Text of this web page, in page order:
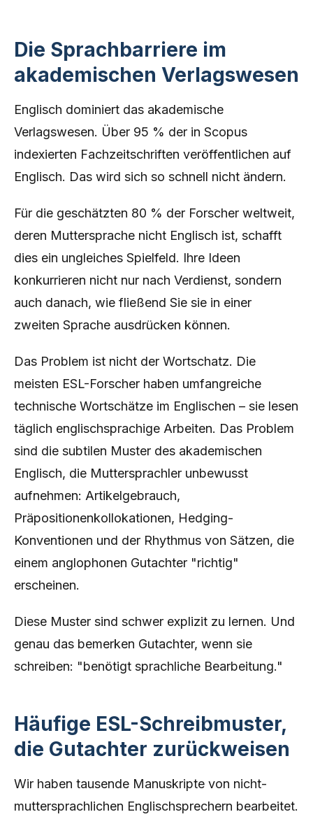
Die Sprachbarriere im
akademischen Verlagswesen
Englisch dominiert das akademische
Verlagswesen. Über 95 % der in Scopus
indexierten Fachzeitschriften veröffentlichen auf
Englisch. Das wird sich so schnell nicht ändern.
Für die geschätzten 80 % der Forscher weltweit,
deren Muttersprache nicht Englisch ist, schafft
dies ein ungleiches Spielfeld. Ihre Ideen
konkurrieren nicht nur nach Verdienst, sondern
auch danach, wie fließend Sie sie in einer
zweiten Sprache ausdrücken können.
Das Problem ist nicht der Wortschatz. Die
meisten ESL-Forscher haben umfangreiche
technische Wortschätze im Englischen – sie lesen
täglich englischsprachige Arbeiten. Das Problem
sind die subtilen Muster des akademischen
Englisch, die Muttersprachler unbewusst
aufnehmen: Artikelgebrauch,
Präpositionenkollokationen, Hedging-
Konventionen und der Rhythmus von Sätzen, die
einem anglophonen Gutachter "richtig"
erscheinen.
Diese Muster sind schwer explizit zu lernen. Und
genau das bemerken Gutachter, wenn sie
schreiben: "benötigt sprachliche Bearbeitung."
Häufige ESL-Schreibmuster,
die Gutachter zurückweisen
Wir haben tausende Manuskripte von nicht-
muttersprachlichen Englischsprechern bearbeitet.